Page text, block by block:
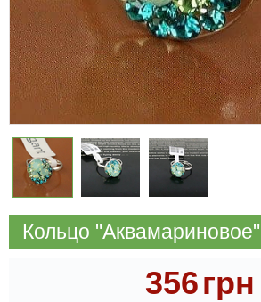
Кольцо "Аквамариновое"
356грн